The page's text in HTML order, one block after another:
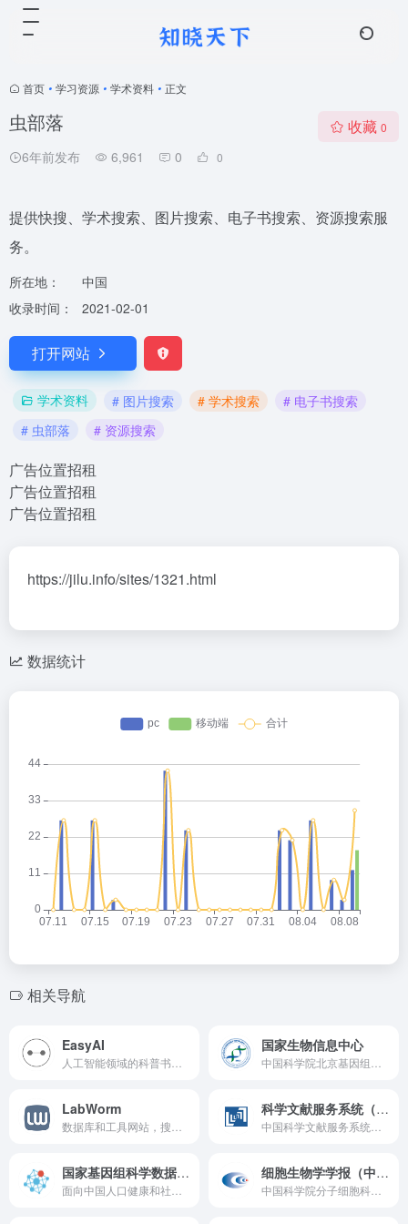
首页 • 学习资源 • 学术资料 • 正文
虫部落
6年前发布 6,961 0 0
收藏 0
提供快搜、学术搜索、图片搜索、电子书搜索、资源搜索服
务。
所在地：
中国
收录时间：
2021-02-01
打开网站
学术资料 # 图片搜索 # 学术搜索
# 电子书搜索
# 虫部落
# 资源搜索
广告位置招租
广告位置招租
广告位置招租
https://jilu.info/sites/1321.html
数据统计
相关导航
EasyAI 国家生物信息中心
LabWorm 科学文献服务系统（中国）
国家基因组科学数据中心 细胞生物学学报（中国）